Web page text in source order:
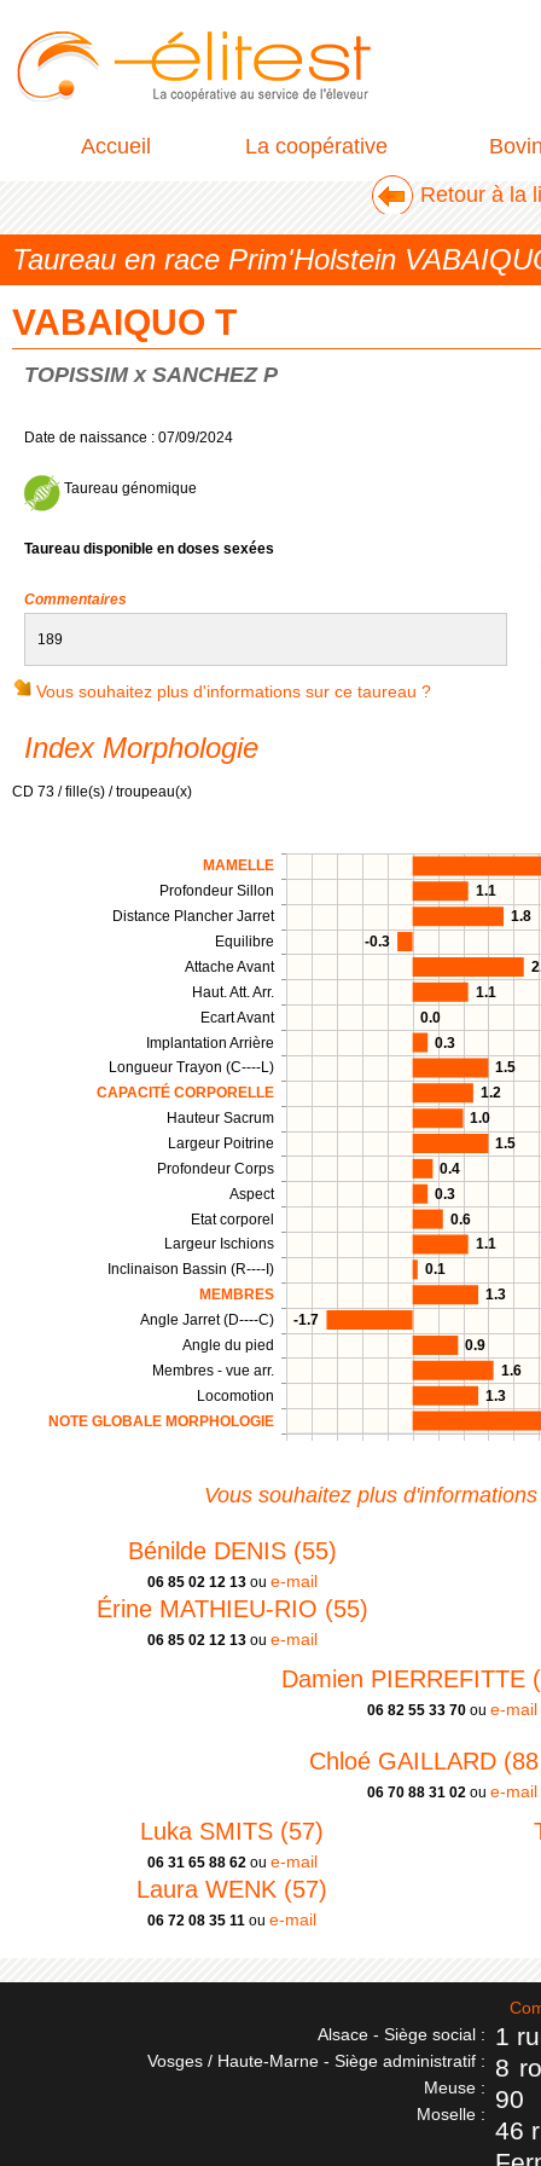
Accueil La coopérative
Retour à la
Taureau en race Prim'Holstein
VABAIQUO T
TOPISSIM x SANCHEZ P
Date de naissance : 07/09/2024
Taureau génomique
Taureau disponible en doses sexées
Commentaires
189
Vous souhaitez plus d'informations sur ce taureau ?
Index Morphologie
CD 73 / fille(s) / troupeau(x)
NOTE GLOBALE MORPHOLOGIE
Locomotion
Membres - vue arr.
Angle du pied
Angle Jarret (D----C)
MEMBRES
Inclinaison Bassin (R----I)
Largeur Ischions
Etat corporel
Aspect
Profondeur Corps
Largeur Poitrine
Hauteur Sacrum
CAPACITÉ CORPORELLE
Longueur Trayon (C----L)
Implantation Arrière
Ecart Avant
Haut. Att. Arr.
Attache Avant
Equilibre
Distance Plancher Jarret
Profondeur Sillon
MAMELLE
1.1
1.8
-0.3
1.1
0.0
0.3
1.5
1.2
1.0
1.5
0.4
0.3
0.6
1.1
0.1
1.3
-1.7
0.9
1.6
1.3
Vous souhaitez plus
Bénilde DENIS (55)
06 85 02 12 13 ou e-mail
Érine MATHIEU-RIO (55)
06 85 02 12 13 ou e-mail
Damien PIERREFITTE
06 82 55 33 70 oue-mail
Chloé GAILLARD
06 70 88 31 02 oue-mail
Luka SMITS (57)
06 31 65 88 62 ou e-mail
Laura WENK (57)
06 72 08 35 11 oue-mail
Alsace - Siège social :
Vosges / Haute-Marne - Siège administratif :
Meuse :
Moselle :
1
8
90
46